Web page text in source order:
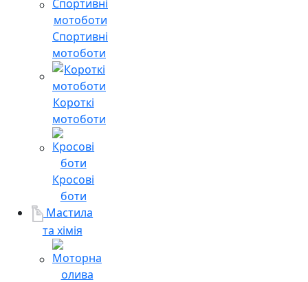
Спортивні
мотоботи
Короткі
мотоботи
Кросові
боти
Мастила
та хімія